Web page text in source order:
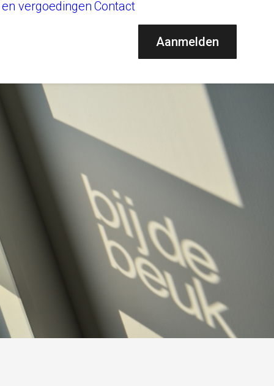
vergoedingen Contact
Aanmelden